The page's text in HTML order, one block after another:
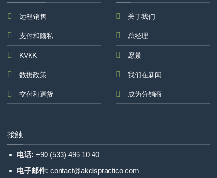
远程销售
支付和隐私
KVKK
数据政策
交付和退货
关于我们
总经理
愿景
我们在新闻
成为分销商
接触
电话: +90 (533) 496 10 40
电子邮件: contact@akdispractico.com